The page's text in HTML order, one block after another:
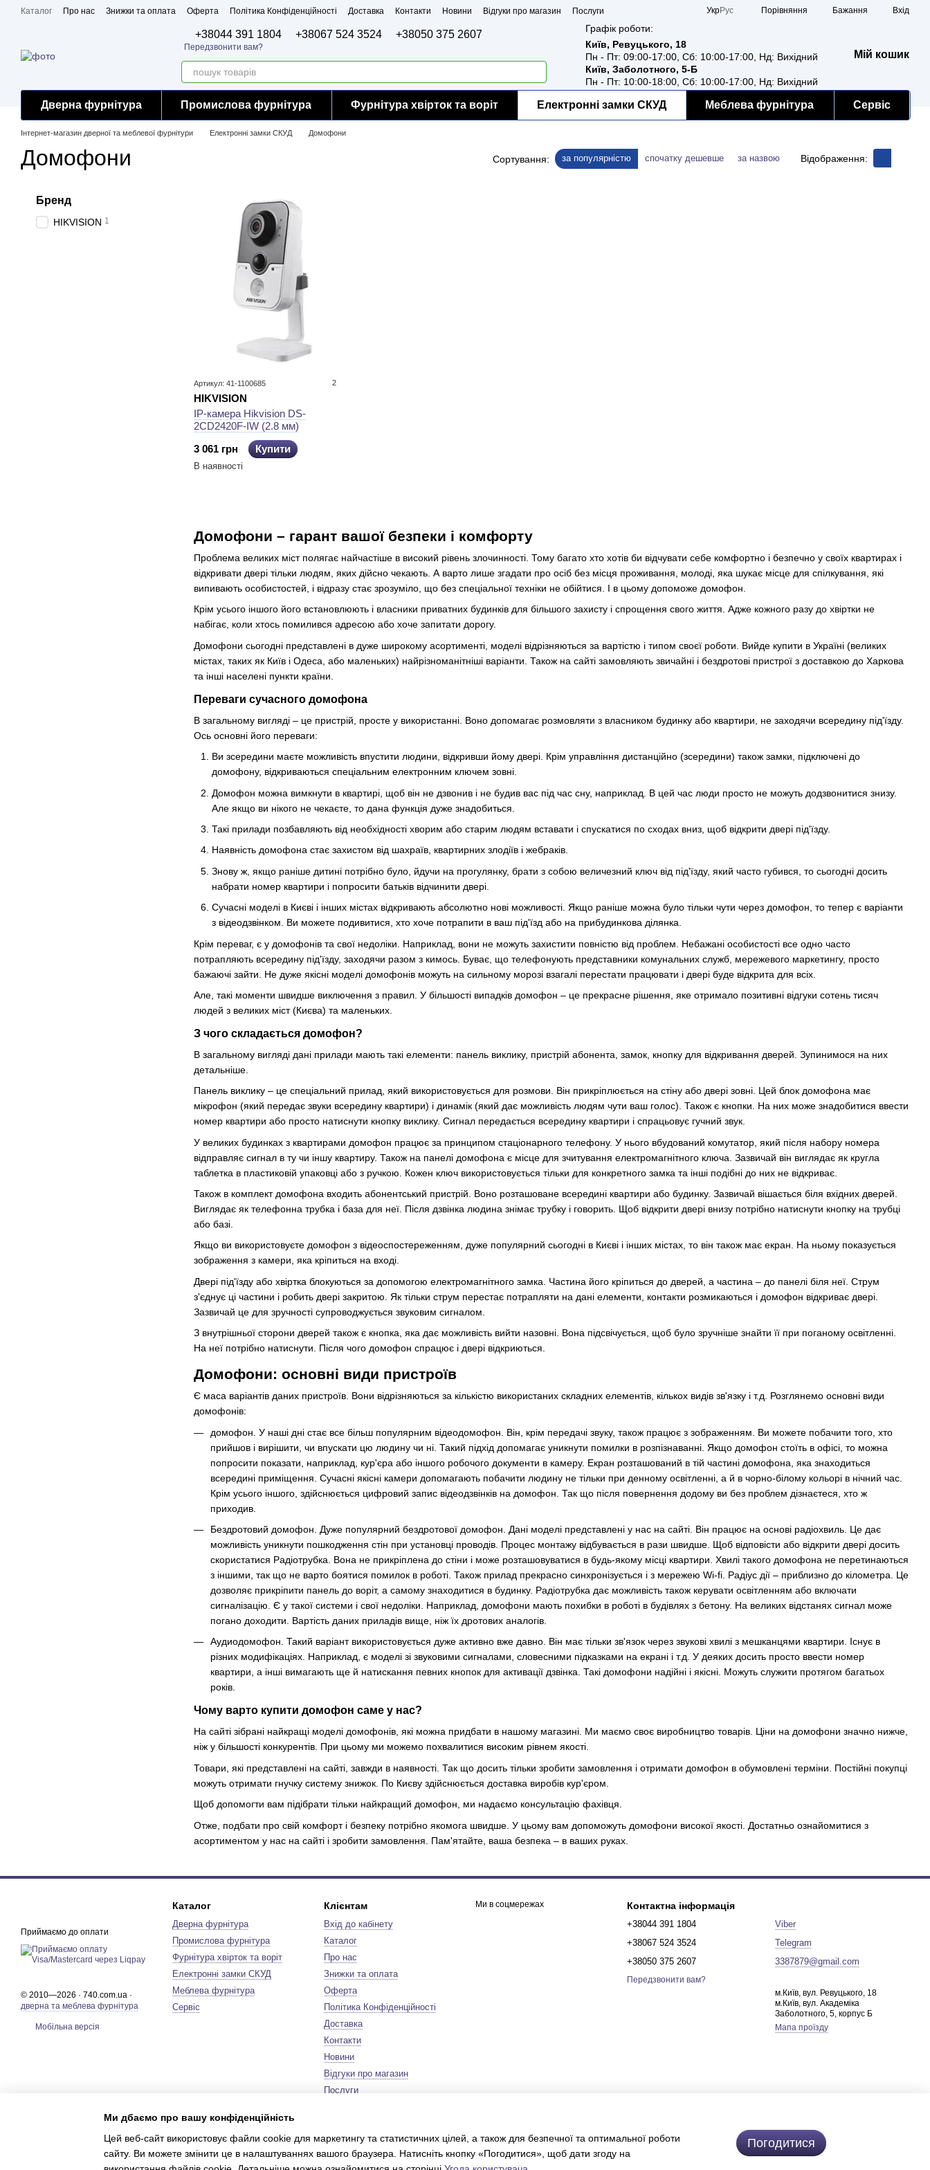
Перейти до основного контенту
Каталог Про нас Знижки та оплата Оферта Політика Конфіденційності Доставка Контакти Новини Відгуки про магазин
Послуги
УкрРус Порівняння Бажання Вхід
+38044 391 1804 +38067 524 3524 +38050 375 2607
Передзвонити вам?
Графік роботи:
Київ, Ревуцького, 18
Пн - Пт: 09:00-17:00, Сб: 10:00-17:00, Нд: Вихідний
Київ, Заболотного, 5-Б
Пн - Пт: 10:00-18:00, Сб: 10:00-17:00, Нд: Вихідний
Мій кошик
Дверна фурнітура Промислова фурнітура Фурнітура хвірток та воріт Електронні замки СКУД Меблева фурнітура Сервіс
Інтернет-магазин дверної та меблевої фурнітури Електронні замки СКУД Домофони
Домофони Сортування: за популярністю спочатку дешевше за назвою Відображення:
Домофони – гарант вашої безпеки і комфорту
Проблема великих міст полягає найчастіше в високий рівень злочинності. Тому багато хто хотів би відчувати себе комфортно і безпечно у своїх квартирах і
відкривати двері тільки людям, яких дійсно чекають. А варто лише згадати про осіб без місця проживання, молоді, яка шукає місце для спілкування, які
випивають особистостей, і відразу стає зрозуміло, що без спеціальної техніки не обійтися. І в цьому допоможе домофон.
Крім усього іншого його встановлюють і власники приватних будинків для більшого захисту і спрощення свого життя. Адже кожного разу до хвіртки не
набігає, коли хтось помилився адресою або хоче запитати дорогу.
Домофони сьогодні представлені в дуже широкому асортименті, моделі відрізняються за вартістю і типом своєї роботи. Вийде купити в Україні (великих
містах, таких як Київ і Одеса, або маленьких) найрізноманітніші варіанти. Також на сайті замовляють звичайні і бездротові пристрої з доставкою до Харкова
та інші населені пункти країни.
Переваги сучасного домофона
В загальному вигляді – це пристрій, просте у використанні. Воно допомагає розмовляти з власником будинку або квартири, не заходячи всередину під'їзду.
Ось основні його переваги: ​​
Ви зсередини маєте можливість впустити людини, відкривши йому двері. Крім управління дистанційно (зсередини) також замки, підключені до
домофону, відкриваються спеціальним електронним ключем зовні.
Домофон можна вимкнути в квартирі, щоб він не дзвонив і не будив вас під час сну, наприклад. В цей час люди просто не можуть додзвонитися знизу.
Але якщо ви нікого не чекаєте, то дана функція дуже знадобиться.
Такі прилади позбавляють від необхідності хворим або старим людям вставати і спускатися по сходах вниз, щоб відкрити двері під'їзду.
Наявність домофона стає захистом від шахраїв, квартирних злодіїв і жебраків.
Знову ж, якщо раніше дитині потрібно було, йдучи на прогулянку, брати з собою величезний ключ від під'їзду, який часто губився, то сьогодні досить
набрати номер квартири і попросити батьків відчинити двері.
Сучасні моделі в Києві і інших містах відкривають абсолютно нові можливості. Якщо раніше можна було тільки чути через домофон, то тепер є варіанти
з відеодзвінком. Ви можете подивитися, хто хоче потрапити в ваш під'їзд або на прибудинкова ділянка.
Крім переваг, є у домофонів та свої недоліки. Наприклад, вони не можуть захистити повністю від проблем. Небажані особистості все одно часто
потрапляють всередину під'їзду, заходячи разом з кимось. Буває, що телефонують представники комунальних служб, мережевого маркетингу, просто
бажаючі зайти. Не дуже якісні моделі домофонів можуть на сильному морозі взагалі перестати працювати і двері буде відкрита для всіх.
Але, такі моменти швидше виключення з правил. У більшості випадків домофон – це прекрасне рішення, яке отримало позитивні відгуки сотень тисяч
людей з великих міст (Києва) та маленьких.
З чого складається домофон?
В загальному вигляді дані прилади мають такі елементи: панель виклику, пристрій абонента, замок, кнопку для відкривання дверей. Зупинимося на них
детальніше.
Панель виклику – це спеціальний прилад, який використовується для розмови. Він прикріплюється на стіну або двері зовні. Цей блок домофона має
мікрофон (який передає звуки всередину квартири) і динамік (який дає можливість людям чути ваш голос). Також є кнопки. На них може знадобитися ввести
номер квартири або просто натиснути кнопку виклику. Сигнал передається всередину квартири і спрацьовує гучний звук.
У великих будинках з квартирами домофон працює за принципом стаціонарного телефону. У нього вбудований комутатор, який після набору номера
відправляє сигнал в ту чи іншу квартиру. Також на панелі домофона є місце для зчитування електромагнітного ключа. Зазвичай він виглядає як кругла
таблетка в пластиковій упаковці або з ручкою. Кожен ключ використовується тільки для конкретного замка та інші подібні до них не відкриває.
Також в комплект домофона входить абонентський пристрій. Воно розташоване всередині квартири або будинку. Зазвичай вішається біля вхідних дверей.
Виглядає як телефонна трубка і база для неї. Після дзвінка людина знімає трубку і говорить. Щоб відкрити двері внизу потрібно натиснути кнопку на трубці
або базі.
Якщо ви використовуєте домофон з відеоспостереженням, дуже популярний сьогодні в Києві і інших містах, то він також має екран. На ньому показується
зображення з камери, яка кріпиться на вході.
Двері під'їзду або хвіртка блокуються за допомогою електромагнітного замка. Частина його кріпиться до дверей, а частина – до панелі біля неї. Струм
з'єднує ці частини і робить двері закритою. Як тільки струм перестає потрапляти на дані елементи, контакти розмикаються і домофон відкриває двері.
Зазвичай це для зручності супроводжується звуковим сигналом.
З внутрішньої сторони дверей також є кнопка, яка дає можливість вийти назовні. Вона підсвічується, щоб було зручніше знайти її при поганому освітленні.
На неї потрібно натиснути. Після чого домофон спрацює і двері відкриються.
Домофони: основні види пристроїв
Є маса варіантів даних пристроїв. Вони відрізняються за кількістю використаних складних елементів, кількох видів зв'язку і т.д. Розглянемо основні види
домофонів:
домофон. У наші дні стає все більш популярним відеодомофон. Він, крім передачі звуку, також працює з зображенням. Ви можете побачити того, хто
прийшов і вирішити, чи впускати цю людину чи ні. Такий підхід допомагає уникнути помилки в розпізнаванні. Якщо домофон стоїть в офісі, то можна
попросити показати, наприклад, кур'єра або іншого робочого документи в камеру. Екран розташований в тій частині домофона, яка знаходиться
всередині приміщення. Сучасні якісні камери допомагають побачити людину не тільки при денному освітленні, а й в чорно-білому кольорі в нічний час.
Крім усього іншого, здійснюється цифровий запис відеодзвінків на домофон. Так що після повернення додому ви без проблем дізнаєтеся, хто ж
приходив.
Бездротовий домофон. Дуже популярний бездротової домофон. Дані моделі представлені у нас на сайті. Він працює на основі радіохвиль. Це дає
можливість уникнути пошкодження стін при установці проводів. Процес монтажу відбувається в рази швидше. Щоб відповісти або відкрити двері досить
скористатися Радіотрубка. Вона не прикріплена до стіни і може розташовуватися в будь-якому місці квартири. Хвилі такого домофона не перетинаються
з іншими, так що не варто боятися помилок в роботі. Також прилад прекрасно синхронізується і з мережею Wi-fi. Радіус дії – приблизно до кілометра. Це
дозволяє прикріпити панель до воріт, а самому знаходитися в будинку. Радіотрубка дає можливість також керувати освітленням або включати
сигналізацію. Є у такої системи і свої недоліки. Наприклад, домофони мають похибки в роботі в будівлях з бетону. На великих відстанях сигнал може
погано доходити. Вартість даних приладів вище, ніж їх дротових аналогів.
Аудиодомофон. Такий варіант використовується дуже активно вже давно. Він має тільки зв'язок через звукові хвилі з мешканцями квартири. Існує в
різних модифікаціях. Наприклад, є моделі зі звуковими сигналами, словесними підказками на екрані і т.д. У деяких досить просто ввести номер
квартири, а інші вимагають ще й натискання певних кнопок для активації дзвінка. Такі домофони надійні і якісні. Можуть служити протягом багатьох
років.
Чому варто купити домофон саме у нас?
На сайті зібрані найкращі моделі домофонів, які можна придбати в нашому магазині. Ми маємо своє виробництво товарів. Ціни на домофони значно нижче,
ніж у більшості конкурентів. При цьому ми можемо похвалитися високим рівнем якості.
Товари, які представлені на сайті, завжди в наявності. Так що досить тільки зробити замовлення і отримати домофон в обумовлені терміни. Постійні покупці
можуть отримати гнучку систему знижок. По Києву здійснюється доставка виробів кур'єром.
Щоб допомогти вам підібрати тільки найкращий домофон, ми надаємо консультацію фахівця.
Отже, подбати про свій комфорт і безпеку потрібно якомога швидше. У цьому вам допоможуть домофони високої якості. Достатньо ознайомитися з
асортиментом у нас на сайті і зробити замовлення. Пам'ятайте, ваша безпека – в ваших руках.
Артикул: 41-1100685 2
HIKVISION
IP-камера Hikvision DS-
2CD2420F-IW (2.8 мм)
3 061 грн
Купити
В наявності
Бренд
HIKVISION 1
Приймаємо до оплати
© 2010—2026 · 740.com.ua ·
дверна та меблева фурнітура
Мобільна версія
Каталог
Дверна фурнітура
Промислова фурнітура
Фурнітура хвірток та воріт
Електронні замки СКУД
Меблева фурнітура
Сервіс
Клієнтам
Вхід до кабінету
Каталог
Про нас
Знижки та оплата
Оферта
Політика Конфіденційності
Доставка
Контакти
Новини
Відгуки про магазин
Послуги
Сертифікати
Ми в соцмережах
Інтернет-магазин створений з
Контактна інформація
+38044 391 1804
+38067 524 3524
+38050 375 2607
Передзвонити вам?
Viber
Telegram
3387879@gmail.com
м.Київ, вул. Ревуцького, 18
м.Київ, вул. Академіка
Заболотного, 5, корпус Б
Мапа проїзду
Ми дбаємо про вашу конфіденційність
Цей веб-сайт використовує файли cookie для маркетингу та статистичних цілей, а також для безпечної та оптимальної роботи
сайту. Ви можете змінити це в налаштуваннях вашого браузера. Натисніть кнопку «Погодитися», щоб дати згоду на
Погодитися